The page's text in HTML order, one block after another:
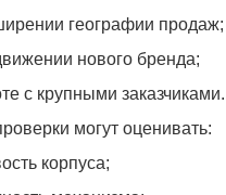
географии продаж;
нового бренда;
с крупными заказчиками.
могут оценивать:
корпуса;